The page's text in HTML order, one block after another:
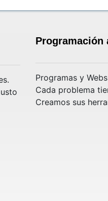
Programación
Programas y
Cada problema
Creamos sus